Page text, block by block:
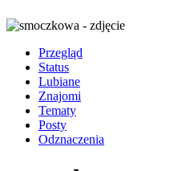
Przegląd
Status
Lubiane
Znajomi
Tematy
Posty
Odznaczenia